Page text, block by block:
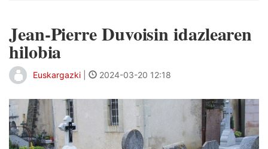
Jean-Pierre Duvoisin idazlearen
hilobia
Euskargazki 2024-03-20 12:18